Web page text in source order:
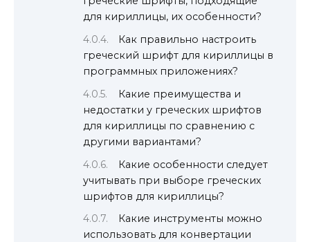
для кириллицы, их особенности?
Как правильно настроить
греческий шрифт для кириллицы в
программных приложениях?
Какие преимущества и
недостатки у греческих шрифтов
для кириллицы по сравнению с
другими вариантами?
Какие особенности следует
учитывать при выборе греческих
шрифтов для кириллицы?
Какие инструменты можно
использовать для конвертации